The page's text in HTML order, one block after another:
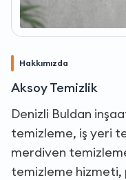
Hakkımızda
Aksoy Temizlik
Denizli Buldan
temizleme, iş yeri
merdiven
temizleme